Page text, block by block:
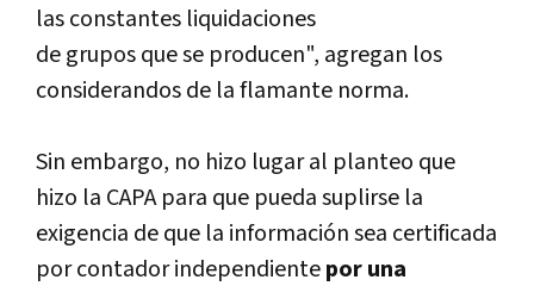
las constantes liquidaciones
de grupos que se producen", agregan los
considerandos de la flamante norma.
Sin embargo, no hizo lugar al planteo que
hizo la CAPA para que pueda suplirse la
exigencia de que la información sea certificada
por contador independientepor una